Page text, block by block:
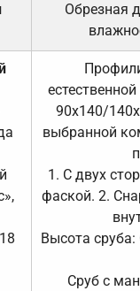
Обрезная
90х140/
выбранной
1. С двух
фаской. 2.
Высота
Сруб с